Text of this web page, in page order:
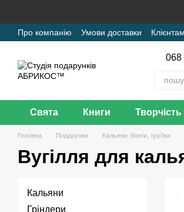
Про компанію Умови доставки Клієнтам
068
Свята Книги Творчість
Головна Подарунки Кальяни, бонги, трубки
Вугілля для
Кальяни
Гріндери